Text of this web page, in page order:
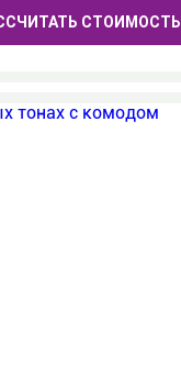
СТОИМОСТЬ